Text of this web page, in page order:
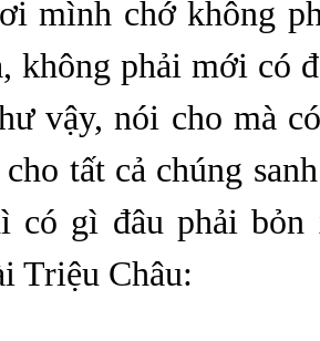
mình chớ không
không phải mới có
vậy, nói cho mà
tất cả chúng
có gì đâu phải bỏn
Triệu Châu: